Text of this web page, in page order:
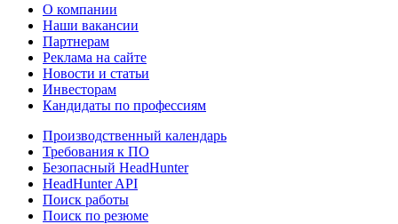
О компании
Наши вакансии
Партнерам
Реклама на сайте
Новости и статьи
Инвесторам
Кандидаты по профессиям
Производственный календарь
Требования к ПО
Безопасный HeadHunter
HeadHunter API
Поиск работы
Поиск по резюме